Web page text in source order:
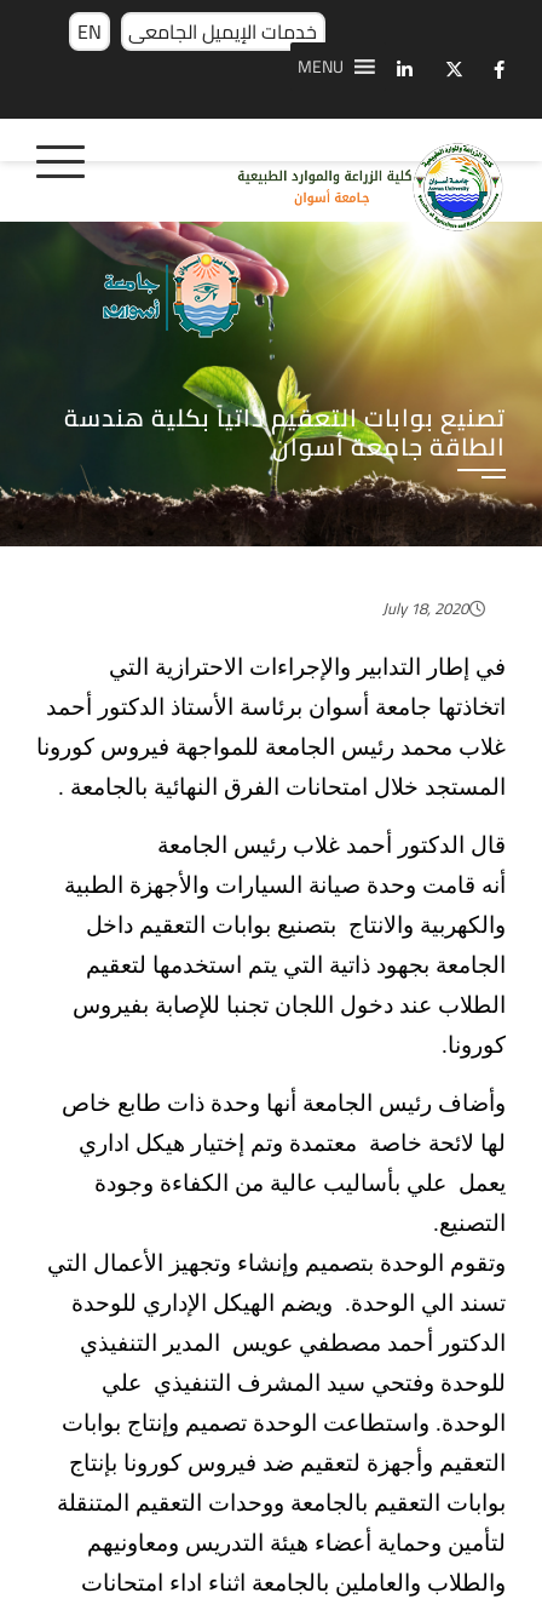
EN خدمات الإيميل الجامعى
MENU
تصنيع بوابات التعقيم ذاتياً بكلية هندسة
الطاقة جامعة أسوان
July 18, 2020
في إطار التدابير والإجراءات الاحترازية التي
اتخاذتها جامعة أسوان برئاسة الأستاذ الدكتور أحمد
غلاب محمد رئيس الجامعة للمواجهة فيروس كورونا
المستجد خلال امتحانات الفرق النهائية بالجامعة .
قال الدكتور أحمد غلاب رئيس الجامعة
أنه قامت وحدة صيانة السيارات والأجهزة الطبية
والكهربية والانتاج بتصنيع بوابات التعقيم داخل
الجامعة بجهود ذاتية التي يتم استخدمها لتعقيم
الطلاب عند دخول اللجان تجنبا للإصابة بفيروس
كورونا.
وأضاف رئيس الجامعة أنها وحدة ذات طابع خاص
لها لائحة خاصة معتمدة وتم إختيار هيكل اداري
يعمل علي بأساليب عالية من الكفاءة وجودة
التصنيع.
وتقوم الوحدة بتصميم وإنشاء وتجهيز الأعمال التي
تسند الي الوحدة. ويضم الهيكل الإداري للوحدة
الدكتور أحمد مصطفي عويس المدير التنفيذي
للوحدة وفتحي سيد المشرف التنفيذي علي
الوحدة. واستطاعت الوحدة تصميم وإنتاج بوابات
التعقيم وأجهزة لتعقيم ضد فيروس كورونا بإنتاج
بوابات التعقيم بالجامعة ووحدات التعقيم المتنقلة
لتأمين وحماية أعضاء هيئة التدريس ومعاونيهم
والطلاب والعاملين بالجامعة اثناء اداء امتحانات